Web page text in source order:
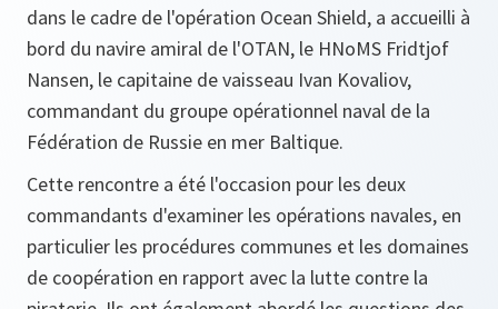
dans le cadre de l'opération Ocean Shield, a accueilli à
bord du navire amiral de l'OTAN, le HNoMS Fridtjof
Nansen, le capitaine de vaisseau Ivan Kovaliov,
commandant du groupe opérationnel naval de la
Fédération de Russie en mer Baltique.
Cette rencontre a été l'occasion pour les deux
commandants d'examiner les opérations navales, en
particulier les procédures communes et les domaines
de coopération en rapport avec la lutte contre la